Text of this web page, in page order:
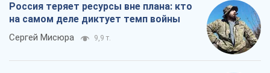
Россия теряет ресурсы вне плана: кто
на самом деле диктует темп войны
Сергей Мисюра 9,9 т.